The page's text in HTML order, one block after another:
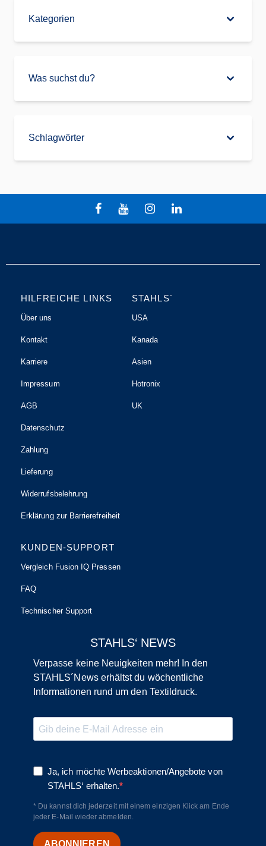
Kategorien
Was suchst du?
Schlagwörter
HILFREICHE LINKS
Über uns
Kontakt
Karriere
Impressum
AGB
Datenschutz
Zahlung
Lieferung
Widerrufsbelehrung
Erklärung zur Barrierefreiheit
STAHLS´
USA
Kanada
Asien
Hotronix
UK
KUNDEN-SUPPORT
Vergleich Fusion IQ Pressen
FAQ
Technischer Support
STAHLS‘ NEWS
Verpasse keine Neuigkeiten mehr! In den
STAHLS´News erhältst du wöchentliche
Informationen rund um den Textildruck.
Ja, ich möchte Werbeaktionen/Angebote von
STAHLS‘ erhalten.
* Du kannst dich jederzeit mit einem einzigen Klick am Ende
jeder E-Mail wieder abmelden.
ABONNIEREN